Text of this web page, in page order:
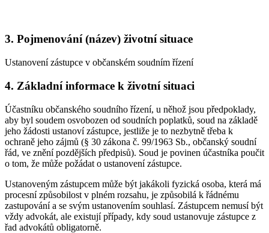
3. Pojmenování (název) životní situace
Ustanovení zástupce v občanském soudním řízení
4. Základní informace k životní situaci
Účastníku občanského soudního řízení, u něhož jsou předpoklady,
aby byl soudem osvobozen od soudních poplatků, soud na základě
jeho žádosti ustanoví zástupce, jestliže je to nezbytně třeba k
ochraně jeho zájmů (§ 30 zákona č. 99/1963 Sb., občanský soudní
řád, ve znění pozdějších předpisů). Soud je povinen účastníka poučit
o tom, že může požádat o ustanovení zástupce.
Ustanoveným zástupcem může být jakákoli fyzická osoba, která má
procesní způsobilost v plném rozsahu, je způsobilá k řádnému
zastupování a se svým ustanovením souhlasí. Zástupcem nemusí být
vždy advokát, ale existují případy, kdy soud ustanovuje zástupce z
řad advokátů obligatorně.